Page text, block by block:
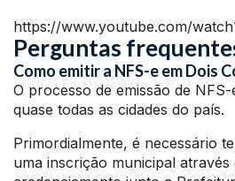
https://www.youtube.com/
Perguntas
Como emitir a NFS-e em Dois
O processo de emissão de
quase todas as cidades do país.
Primordialmente, é necessário
uma inscrição municipal através